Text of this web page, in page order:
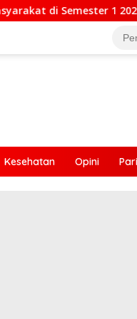
Jokowi Dan NTT:
Kesehatan Opini